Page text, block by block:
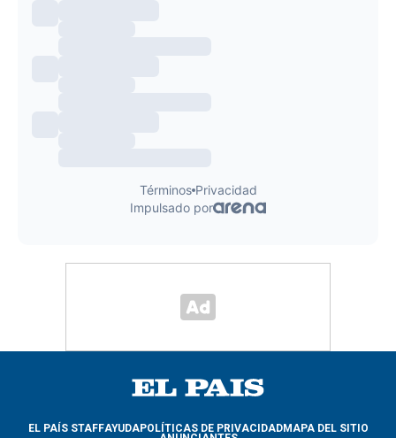
EL PAÍS STAFFAYUDAPOLÍTICAS DE PRIVACIDADMAPA DEL SITIO